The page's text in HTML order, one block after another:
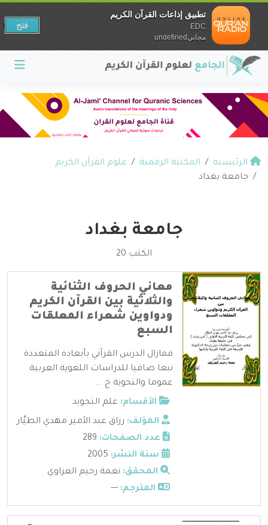
الرئيسية المكتبة الرقمية
علوم القرآن الكريم
جامعة بغداد
جامعة بغداد
الكتب 20
معاني الحروف الثنائية
والثلاثية بين القرآن الكريم
ودواوين شعراء المعلقات
السبع
فمازال الدرس القرآني بأبعاده المتعددة
نبعا صافيا للدراسات اللغوية العربية
عموما والنحوية خ ...
الأقسام: علم التجويد
المؤلف: رزاق عبد الأمير مهدي الطيَّار
عدد الصفحات:
سنة النشر:
المحقق: نعمة رحيم العزاوي
المترجم: ---
تطبيق إذاعات القرآن الكريم
EDC
مجانيundefined
فتح